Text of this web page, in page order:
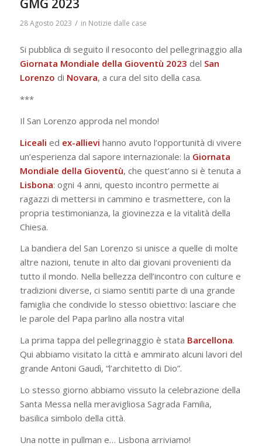
GMG 2023
28 Agosto 2023 / in Notizie dalle case
Si pubblica di seguito il resoconto del pellegrinaggio alla
Giornata Mondiale della Gioventù 2023 del San
Lorenzo di Novara, a cura del sito della casa.
***
Il San Lorenzo approda nel mondo!
Liceali ed ex-allievi hanno avuto l’opportunità di vivere
un’esperienza dal sapore internazionale: la Giornata
Mondiale della Gioventù, che quest’anno si è tenuta a
Lisbona: ogni 4 anni, questo incontro permette ai
ragazzi di mettersi in cammino e trasmettere, con la
propria testimonianza, la giovinezza e la vitalità della
Chiesa.
La bandiera del San Lorenzo si unisce a quelle di molte
altre nazioni, tenute in alto dai giovani provenienti da
tutto il mondo. Nella bellezza dell’incontro con culture e
tradizioni diverse, ci siamo sentiti parte di una grande
famiglia che condivide lo stesso obiettivo: lasciare che
le parole del Papa parlino alla nostra vita!
La prima tappa del pellegrinaggio è stata Barcellona.
Qui abbiamo visitato la città e ammirato alcuni lavori del
grande Antoni Gaudì, “l’architetto di Dio”.
Lo stesso giorno abbiamo vissuto la celebrazione della
Santa Messa nella meravigliosa Sagrada Familia,
basilica simbolo della città.
Una notte in pullman e… Lisbona arriviamo!